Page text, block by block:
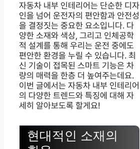
자동차 내부 인테리어는 단순한 디자
인을 넘어 운전자의 편안함과 안전성
을 결정짓는 중요한 요소입니다. 다
양한 소재와 색상, 그리고 인체공학
적 설계를 통해 우리는 운전 중에도
편안한 환경을 누릴 수 있습니다. 최
신 기술이 접목된 스마트 기능은 차
량의 매력을 한층 더 높여주는데요.
이번 글에서는 자동차 내부 인테리어
의 다양한 트렌드와 특징에 대해 자
세히 알아보도록 할게요!
현대적인 소재의